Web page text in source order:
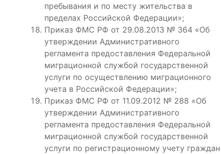
пребывания и по месту жительства в
пределах Российской Федерации»;
Приказ ФМС РФ от 29.08.2013 № 364 «Об
утверждении Административного
регламента предоставления Федеральной
миграционной службой государственной
услуги по осуществлению миграционного
учета в Российской Федерации»;
Приказ ФМС РФ от 11.09.2012 № 288 «Об
утверждении Административного
регламента предоставления Федеральной
миграционной службой государственной
услуги по регистрационному учету граждан